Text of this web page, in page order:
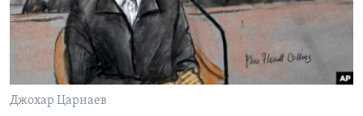
Learning English
СОЦИАЛЬНЫЕ СЕТИ
Джохар Царнаев